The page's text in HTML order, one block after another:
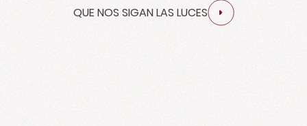
QUE NOS SIGAN LAS LUCES